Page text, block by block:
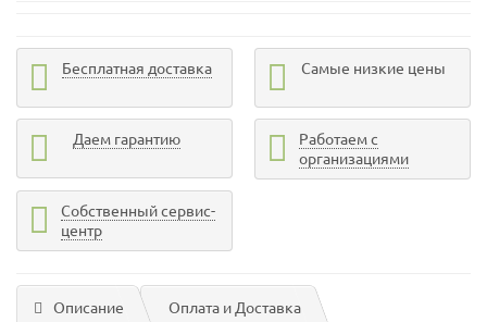
Бесплатная доставка Самые низкие цены
Даем гарантию
Работаем с
организациями
Собственный сервис-
центр
Описание Оплата и Доставка